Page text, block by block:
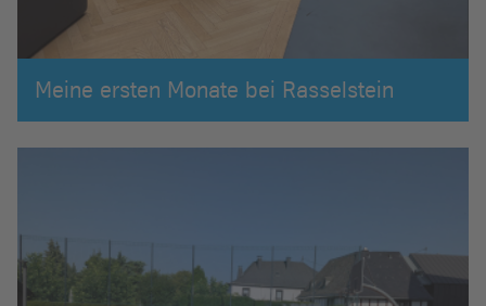
Meine ersten Monate bei Rasselstein